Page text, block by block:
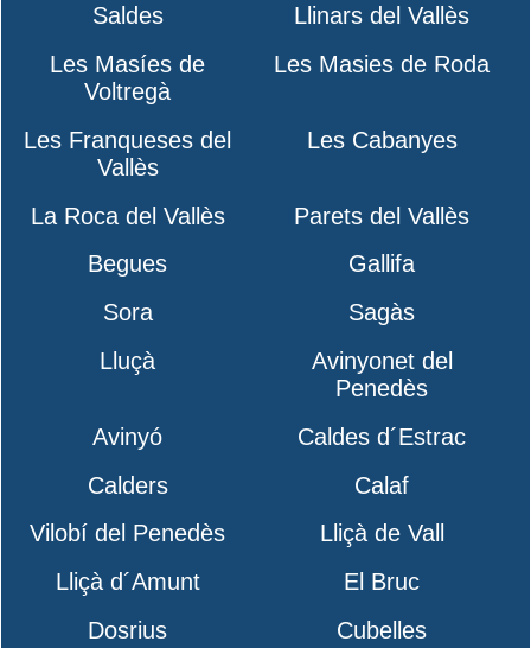
Saldes
Llinars del Vallès
Les Masíes de
Voltregà
Les Masies de Roda
Les Franqueses del
Vallès
Les Cabanyes
La Roca del Vallès
Parets del Vallès
Begues
Gallifa
Sora
Sagàs
Lluçà
Avinyonet del
Penedès
Avinyó
Caldes d´Estrac
Calders
Calaf
Vilobí del Penedès
Lliçà de Vall
Lliçà d´Amunt
El Bruc
Dosrius
Cubelles